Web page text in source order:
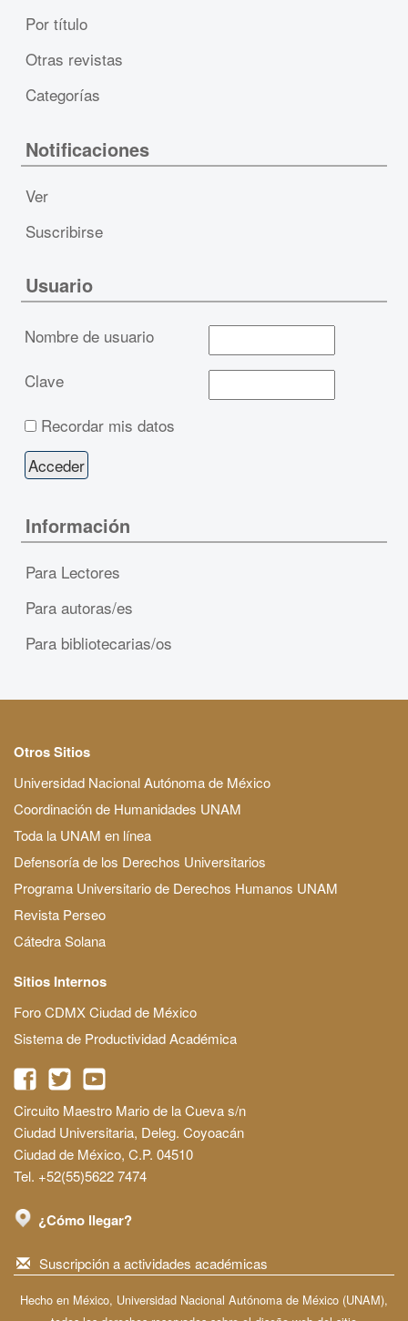
Por título
Otras revistas
Categorías
Notificaciones
Ver
Suscribirse
Usuario
Nombre de usuario
Clave
Recordar mis datos
Información
Para Lectores
Para autoras/es
Para bibliotecarias/os
Otros Sitios
Universidad Nacional Autónoma de México
Coordinación de Humanidades UNAM
Toda la UNAM en línea
Defensoría de los Derechos Universitarios
Programa Universitario de Derechos Humanos UNAM
Revista Perseo
Cátedra Solana
Sitios Internos
Foro CDMX Ciudad de México
Sistema de Productividad Académica
Circuito Maestro Mario de la Cueva s/n
Ciudad Universitaria, Deleg. Coyoacán
Ciudad de México, C.P. 04510
Tel. +52(55)5622 7474
¿Cómo llegar?
Suscripción a actividades académicas
Hecho en México, Universidad Nacional Autónoma de México (UNAM),